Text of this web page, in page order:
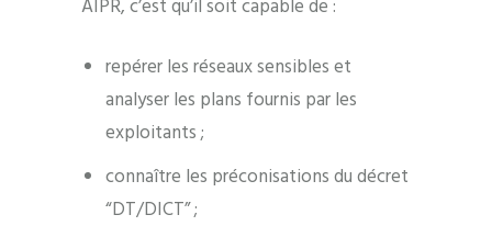
AIPR, c’est qu’il soit capable de :
repérer les réseaux sensibles et
analyser les plans fournis par les
exploitants ;
connaître les préconisations du décret
“DT/DICT” ;